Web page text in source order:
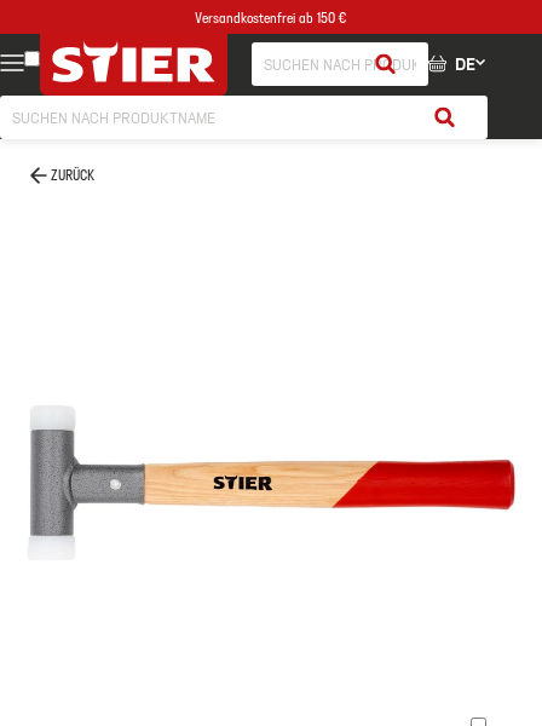
Versandkostenfrei ab 150 €
DE
ZURÜCK